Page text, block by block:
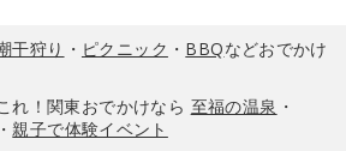
干狩り ・ ピクニック ・ BBQなどおでかけ
れ！関東おでかけなら 至福の温泉 ・
親子で体験イベント